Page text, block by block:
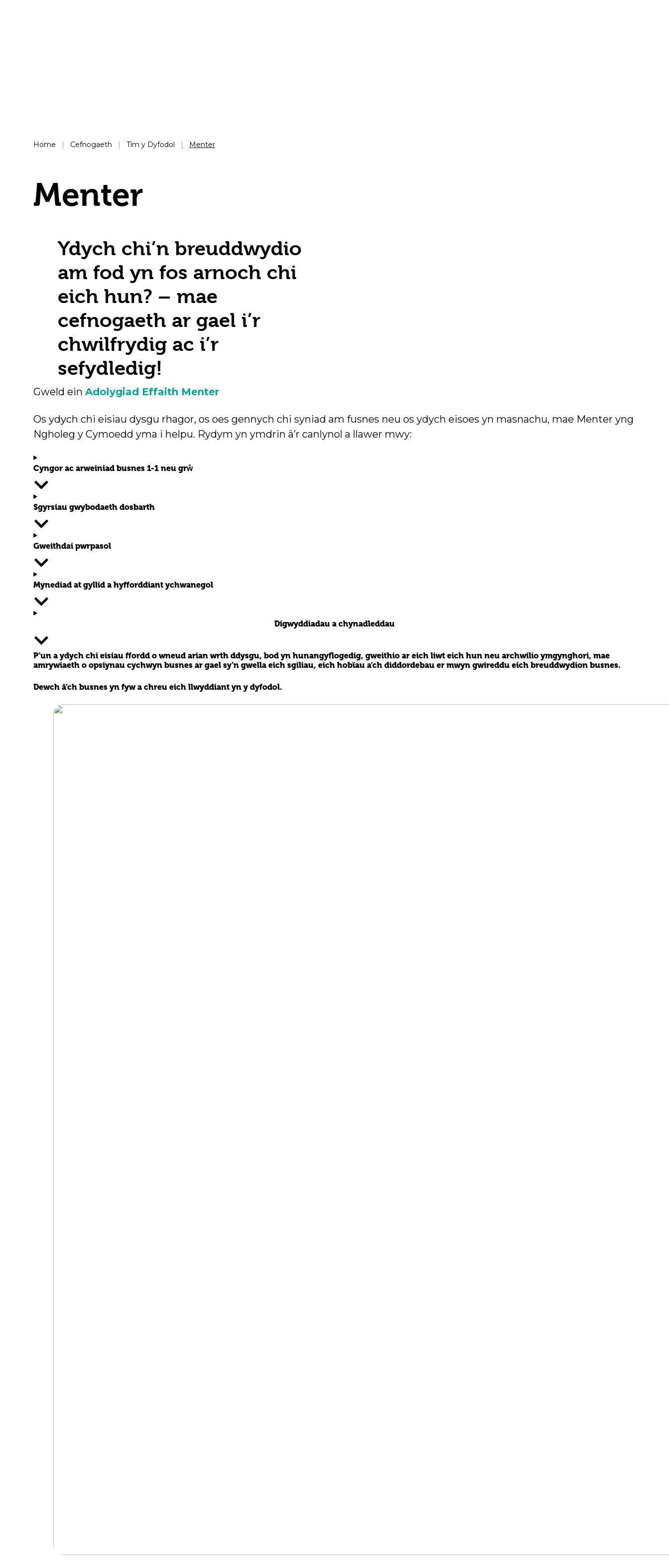
Home Cefnogaeth Tîm y Dyfodol Menter
Menter
Ydych chi’n breuddwydio
am fod yn fos arnoch chi
eich hun? – mae
cefnogaeth ar gael i’r
chwilfrydig ac i’r
sefydledig!
Gweld einAdolygiad Effaith Menter
Os ydych chi eisiau dysgu rhagor, os oes gennych chi syniad am fusnes neu os ydych eisoes yn masnachu, mae Menter yng
Ngholeg y Cymoedd yma i helpu. Rydym yn ymdrin â’r canlynol a llawer mwy:
Cyngor ac arweiniad busnes 1-1 neu grŵ
Sgyrsiau gwybodaeth dosbarth
Gweithdai pwrpasol
Mynediad at gyllid a hyfforddiant ychwanegol
Digwyddiadau a chynadleddau
P’un a ydych chi eisiau ffordd o wneud arian wrth ddysgu, bod yn hunangyflogedig, gweithio ar eich liwt eich hun neu archwilio ymgynghori, mae
amrywiaeth o opsiynau cychwyn busnes ar gael sy’n gwella eich sgiliau, eich hobïau a’ch diddordebau er mwyn gwireddu eich breuddwydion busnes.
Dewch â’ch busnes yn fyw a chreu eich llwyddiant yn y dyfodol.